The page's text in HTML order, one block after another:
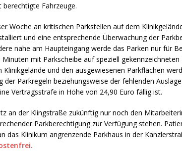
Fahrzeuge.
Woche an kritischen Parkstellen auf dem
und eine entsprechende Überwachung der
nahe am Haupteingang werde das Parken nur für
mit Parkscheibe auf speziell gekennzeichneten
Klinikgelände und den ausgewiesenen Parkflächen
der Parkregeln beziehungsweise der fehlenden
Vertragsstrafe in Höhe von 24,90 Euro fällig ist.
an der Klingstraße zukünftig nur noch den
Parkberechtigung zur Verfügung stehen.
das Klinikum angrenzende Parkhaus in der